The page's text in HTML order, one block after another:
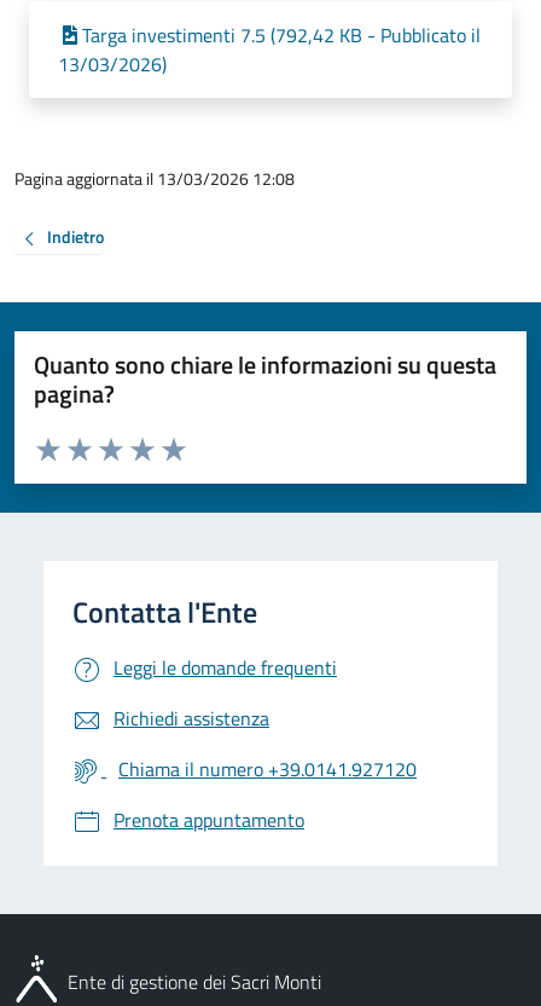
Targa investimenti 7.5 (792,42 KB - Pubblicato il
13/03/2026)
Pagina aggiornata il 13/03/2026 12:08
Indietro
Quanto sono chiare le informazioni su questa
pagina?
Valuta da 1 a 5 stelle la pagina
Valuta 5 stelle su 5
Valuta 4 stelle su 5
Valuta 3 stelle su 5
Valuta 2 stelle su 5
Valuta 1 stelle su 5
Leggi le domande frequenti
Richiedi assistenza
Chiama il numero +39.0141.927120
Prenota appuntamento
Ente di gestione dei Sacri Monti